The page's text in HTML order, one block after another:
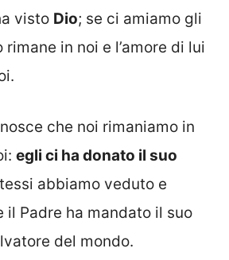
visto Dio; se ci amiamo gli
in noi e l’amore di lui
che noi rimaniamo in
egli ci ha donato il suo
abbiamo veduto e
il Padre ha mandato il suo
del mondo.